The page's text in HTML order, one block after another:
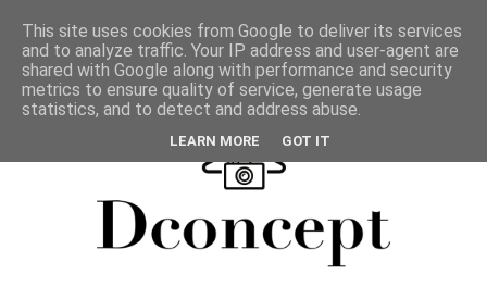
This site uses cookies from Google to deliver its services
and to analyze traffic. Your IP address and user-agent are
shared with Google along with performance and security
metrics to ensure quality of service, generate usage
statistics, and to detect and address abuse.
LEARN MORE GOT IT